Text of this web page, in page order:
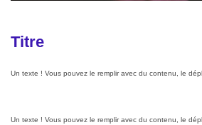
Titre
Un texte ! Vous pouvez le remplir avec du contenu, le
Un texte ! Vous pouvez le remplir avec du contenu, le